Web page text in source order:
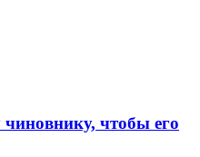
чиновнику, чтобы его